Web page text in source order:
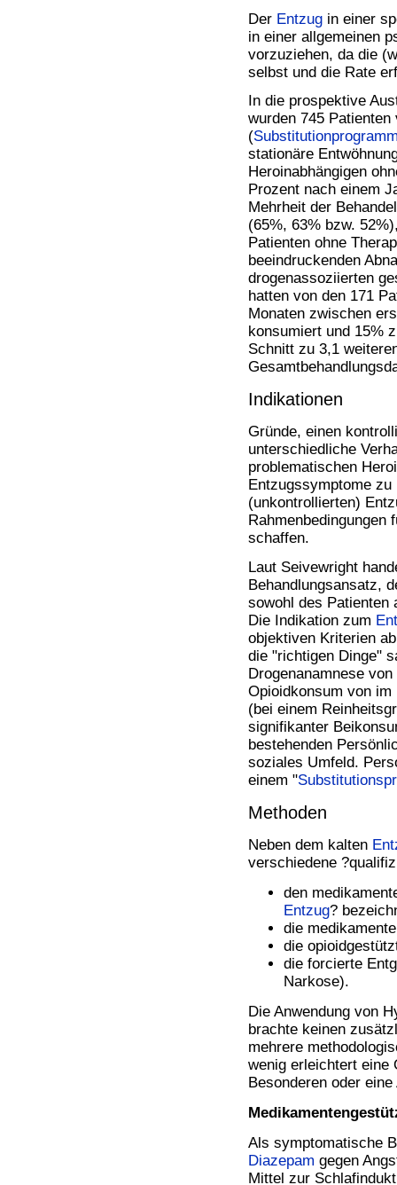
Der Entzug in einer
in einer allgemeinen
vorzuziehen, da die
selbst und die Rate
In die prospektive
wurden 745 Patienten
(
stationäre
Heroinabhängigen
Prozent nach einem
Mehrheit der
(65%, 63% bzw.
Patienten ohne
beeindruckenden
drogenassoziierten
hatten von den 171
Monaten zwischen
konsumiert und 15%
Schnitt zu 3,1
Indikationen
Gründe, einen
unterschiedliche
problematischen
Entzugssymptome
(unkontrollierten)
Rahmenbedingungen
schaffen.
Laut Seivewright
Behandlungsansatz,
sowohl des Patienten
Die Indikation zum
objektiven Kriterien
die "richtigen Dinge"
Drogenanamnese
Opioidkonsum von
(bei einem
signifikanter
bestehenden
soziales Umfeld.
einem "
Methoden
Neben dem kalten
verschiedene
den
Entzug?
die
die
die forcierte
Narkose).
Die Anwendung von
brachte keinen
mehrere
wenig erleichtert eine
Besonderen oder
Als symptomatische
Diazepam gegen
Mittel zur